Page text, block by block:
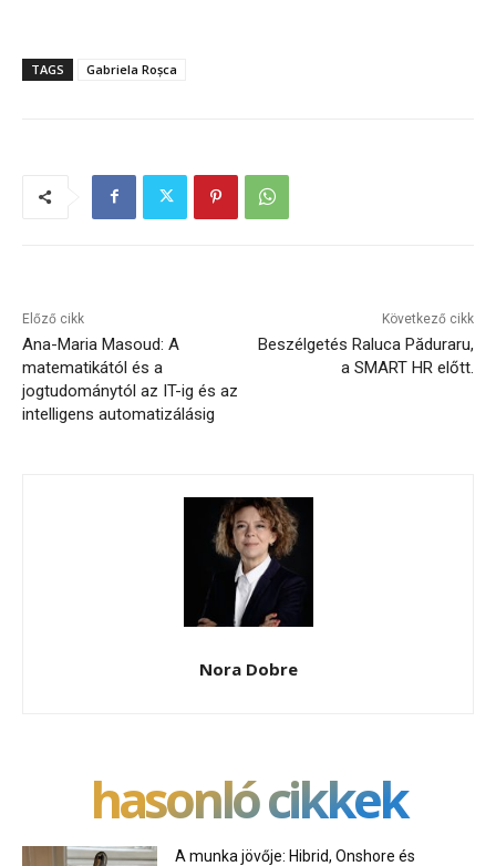
TAGS Gabriela Roșca
Előző cikk
Ana-Maria Masoud: A
matematikától és a
jogtudománytól az IT-ig és az
intelligens automatizálásig
Következő cikk
Beszélgetés Raluca Păduraru,
a SMART HR előtt.
Nora Dobre
hasonló cikkek
A munka jövője: Hibrid, Onshore és